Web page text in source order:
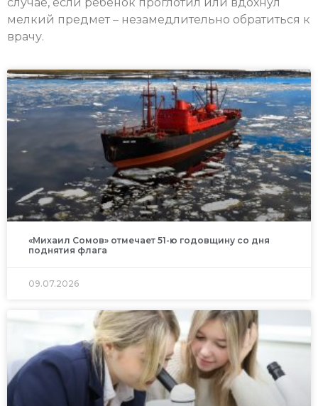
мелкий предмет – незамедлительно обратиться к
врачу.
«Михаил Сомов» отмечает 51-ю годовщину со дня
поднятия флага
09.07.2026